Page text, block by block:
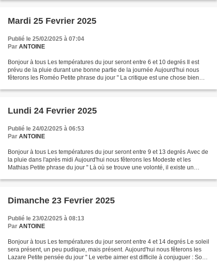
Mardi 25 Fevrier 2025
Publié le 25/02/2025 à 07:04
Par ANTOINE
Bonjour à tous Les températures du jour seront entre 6 et 10 degrés Il est
prévu de la pluie durant une bonne partie de la journée Aujourd'hui nous
fêterons les Roméo Petite phrase du jour " La critique est une chose bien
Lundi 24 Fevrier 2025
Publié le 24/02/2025 à 06:53
Par ANTOINE
Bonjour à tous Les températures du jour seront entre 9 et 13 degrés Avec de
la pluie dans l'après midi Aujourd'hui nous fêterons les Modeste et les
Mathias Petite phrase du jour " Là où se trouve une volonté, il existe un
Dimanche 23 Fevrier 2025
Publié le 23/02/2025 à 08:13
Par ANTOINE
Bonjour à tous Les températures du jour seront entre 4 et 14 degrés Le soleil
sera présent, un peu pudique, mais présent. Aujourd'hui nous fêterons les
Lazare Petite pensée du jour " Le verbe aimer est difficile à conjuguer : Son